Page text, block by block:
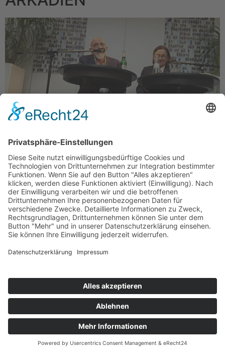
Arkadien – en zentraler mythologischer Begriff und
zugleich ein Topos in Literatur und Malerei. Markus
Lüpertz eröffnet dem Leser in seinem neuen Buch die
Sicht auf seine Auseinandersetzung mit dem
Sehnsuchtsort aller Wünsche und Utopien Mehr Lesen
VivArte ist eine Stiftung mit dem Zweck der Kultur-Förderung,
insbesondere von Kunst, Musik und Literatur zum Wohle einer